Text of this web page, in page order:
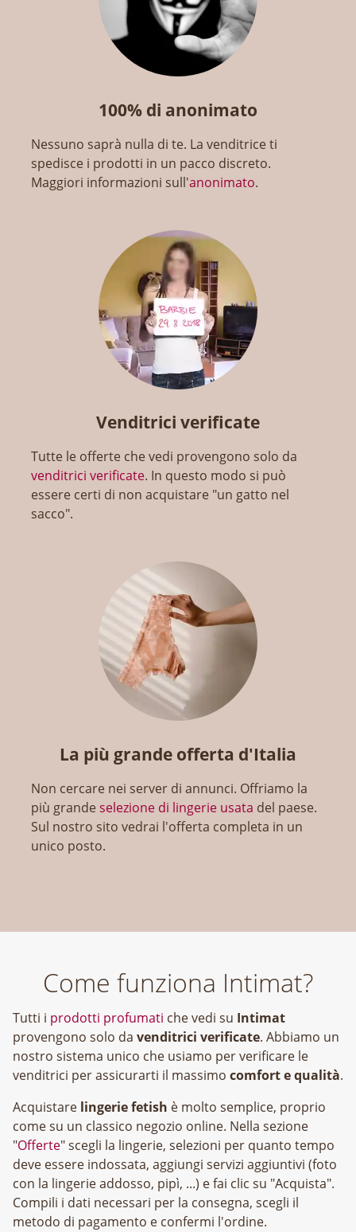
100% di anonimato
Nessuno saprà nulla di te. La venditrice ti
spedisce i prodotti in un pacco discreto.
Maggiori informazioni sull'anonimato.
Venditrici verificate
Tutte le offerte che vedi provengono solo da
venditrici verificate. In questo modo si può
essere certi di non acquistare "un gatto nel
sacco".
La più grande offerta d'Italia
Non cercare nei server di annunci. Offriamo la
più grandeselezione di lingerie usata del paese.
Sul nostro sito vedrai l'offerta completa in un
unico posto.
Come funziona Intimat?
Tutti i prodotti profumati che vedi su Intimat
provengono solo da venditrici verificate. Abbiamo un
nostro sistema unico che usiamo per verificare le
venditrici per assicurarti il massimo comfort e qualità.
Acquistare lingerie fetish è molto semplice, proprio
come su un classico negozio online. Nella sezione
"Offerte" scegli la lingerie, selezioni per quanto tempo
deve essere indossata, aggiungi servizi aggiuntivi (foto
con la lingerie addosso, pipì, ...) e fai clic su "Acquista".
Compili i dati necessari per la consegna, scegli il
metodo di pagamento e confermi l'ordine.